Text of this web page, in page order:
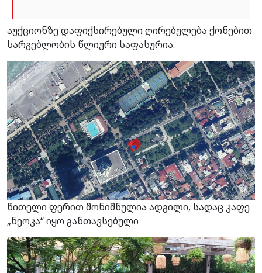
აუქციონზე დაფიქსირებული ღირებულება ქონებით
სარგებლობის წლიური საფასურია.
წითელი ფერით მონიშნულია ადგილი, სადაც კაფე
„ნეოკა“ იყო განთავსებული